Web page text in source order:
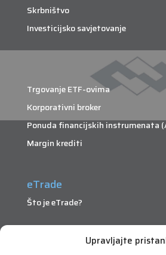
Upravljajte
Skrbništvo
Investicijsko savjetovanje
Trgovanje ETF-ovima
Korporativni broker
Ponuda financijskih instrumenata
Margin krediti
eTrade
Što je eTrade?
eTrade